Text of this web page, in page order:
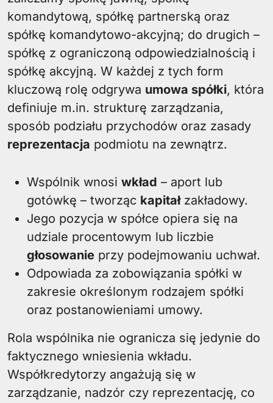
komandytową, spółkę partnerską oraz
spółkę komandytowo-akcyjną; do drugich –
spółkę z ograniczoną odpowiedzialnością i
spółkę akcyjną. W każdej z tych form
kluczową rolę odgrywa umowa spółki, która
definiuje m.in. strukturę zarządzania,
sposób podziału przychodów oraz zasady
reprezentacja podmiotu na zewnątrz.
Wspólnik wnosi wkład – aport lub
gotówkę – tworząc kapitałzakładowy.
Jego pozycja w spółce opiera się na
udziale procentowym lub liczbie
głosowanie przy podejmowaniu uchwał.
Odpowiada za zobowiązania spółki w
zakresie określonym rodzajem spółki
oraz postanowieniami umowy.
Rola wspólnika nie ogranicza się jedynie do
faktycznego wniesienia wkładu.
Współkredytorzy angażują się w
zarządzanie, nadzór czy reprezentację, co